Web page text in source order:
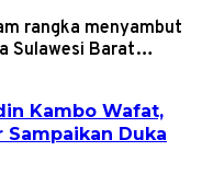
rangka menyambut
Sulawesi Barat…
Kambo Wafat,
Sampaikan Duka